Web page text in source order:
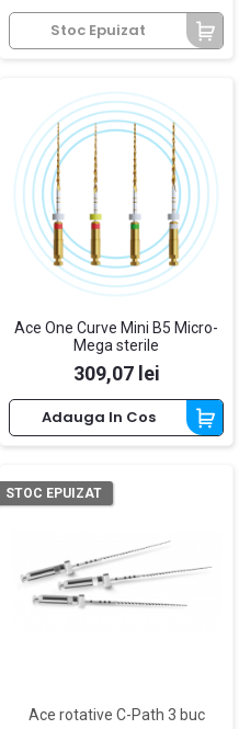
Stoc Epuizat
Ace One Curve Mini B5 Micro-
Mega sterile
Pret
309,07 lei
Adauga In Cos
Ace rotative C-Path 3 buc
STOC EPUIZAT